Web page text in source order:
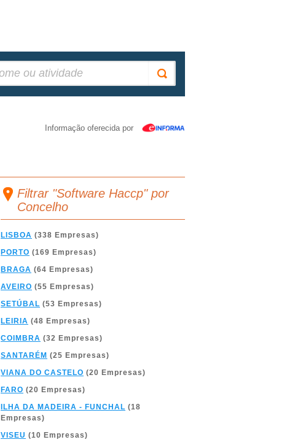
Informação oferecida por
Filtrar "Software Haccp" por
Concelho
LISBOA (338 Empresas)
PORTO (169 Empresas)
BRAGA (64 Empresas)
AVEIRO (55 Empresas)
SETÚBAL (53 Empresas)
LEIRIA (48 Empresas)
COIMBRA (32 Empresas)
SANTARÉM (25 Empresas)
VIANA DO CASTELO (20 Empresas)
FARO (20 Empresas)
ILHA DA MADEIRA - FUNCHAL (18
Empresas)
VISEU (10 Empresas)